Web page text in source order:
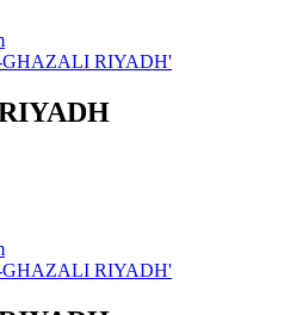
GHAZALI RIYADH'
GHAZALI RIYADH'